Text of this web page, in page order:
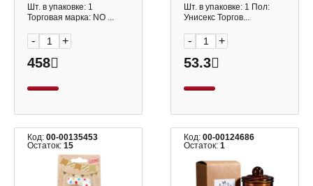
Шт. в упаковке: 1
Торговая марка: NO ...
- +
458
Карнавалия
Шт. в упаковке: 1 Пол:
Унисекс Торгов...
- +
53.3
Код: 00-00135453
Остаток: 15
Код:00-00124686
Остаток:1